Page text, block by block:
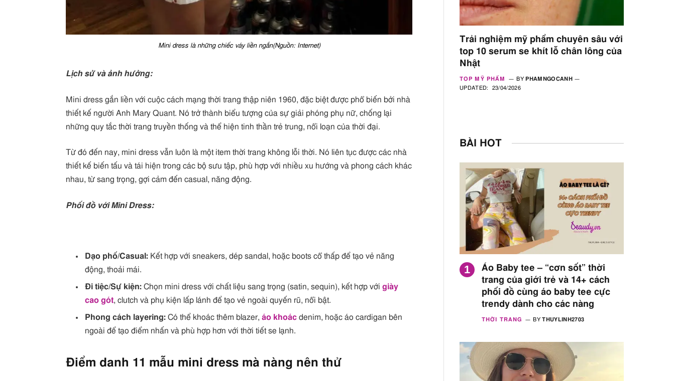
Mini dress là những chiếc váy liền ngắn(Nguồn: Internet)
Lịch sử và ảnh hưởng:
Mini dress gắn liền với cuộc cách mạng thời trang thập niên 1960, đặc biệt được phổ biến bởi nhà
thiết kế người Anh Mary Quant. Nó trở thành biểu tượng của sự giải phóng phụ nữ, chống lại
những quy tắc thời trang truyền thống và thể hiện tinh thần trẻ trung, nổi loạn của thời đại.
Từ đó đến nay, mini dress vẫn luôn là một item thời trang không lỗi thời. Nó liên tục được các nhà
thiết kế biến tấu và tái hiện trong các bộ sưu tập, phù hợp với nhiều xu hướng và phong cách khác
nhau, từ sang trọng, gợi cảm đến casual, năng động.
Phối đồ với Mini Dress:
Dạo phố/Casual: Kết hợp với sneakers, dép sandal, hoặc boots cổ thấp để tạo vẻ năng
động, thoải mái.
Đi tiệc/Sự kiện: Chọn mini dress với chất liệu sang trọng (satin, sequin), kết hợp vớigiày
cao gót, clutch và phụ kiện lấp lánh để tạo vẻ ngoài quyến rũ, nổi bật.
Phong cách layering: Có thể khoác thêm blazer,áo khoác denim, hoặc áo cardigan bên
ngoài để tạo điểm nhấn và phù hợp hơn với thời tiết se lạnh.
Điểm danh 11 mẫu mini dress mà nàng nên thử
Trải nghiệm mỹ phẩm chuyên sâu với
top 10 serum se khít lỗ chân lông của
Nhật
TOP MỸ PHẨM BY PHAMNGOCANH
UPDATED:
23/04/2026
BÀI HOT
Áo Baby tee – “cơn sốt” thời
trang của giới trẻ và 14+ cách
phối đồ cùng áo baby tee cực
trendy dành cho các nàng
THỜI TRANG BY THUYLINH2703